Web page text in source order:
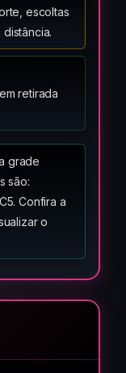
escoltas
retirada
grade
são:
Confira a
o